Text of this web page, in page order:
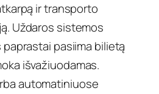
ir transporto
Uždaros sistemos
pasiima bilietą
išvažiuodamas.
automatiniuose